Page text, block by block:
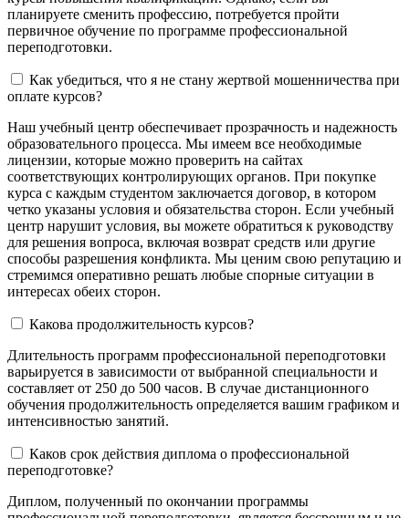
планируете сменить профессию, потребуется пройти
первичное обучение по программе профессиональной
переподготовки.
Как убедиться, что я не стану жертвой мошенничества при
оплате курсов?
Наш учебный центр обеспечивает прозрачность и надежность
образовательного процесса. Мы имеем все необходимые
лицензии, которые можно проверить на сайтах
соответствующих контролирующих органов. При покупке
курса с каждым студентом заключается договор, в котором
четко указаны условия и обязательства сторон. Если учебный
центр нарушит условия, вы можете обратиться к руководству
для решения вопроса, включая возврат средств или другие
способы разрешения конфликта. Мы ценим свою репутацию и
стремимся оперативно решать любые спорные ситуации в
интересах обеих сторон.
Какова продолжительность курсов?
Длительность программ профессиональной переподготовки
варьируется в зависимости от выбранной специальности и
составляет от 250 до 500 часов. В случае дистанционного
обучения продолжительность определяется вашим графиком и
интенсивностью занятий.
Каков срок действия диплома о профессиональной
переподготовке?
Диплом, полученный по окончании программы